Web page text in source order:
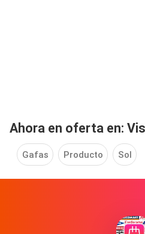
Ahora en oferta en:
Gafas Producto Sol